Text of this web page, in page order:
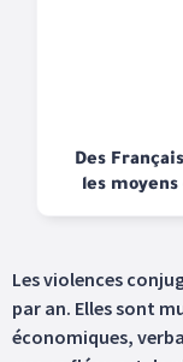
Des
les
Les violences
par an. Elles sont
économiques,